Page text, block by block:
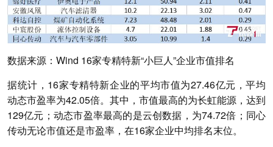
数据来源：Wind 16家专精特新“小巨人”企业市值排名
据统计，16家专精特新企业的平均市值为27.46亿元，平均
动态市盈率为42.05倍。其中，市值最高的为长虹能源，达到
129亿元；动态市盈率最高的是云创数据，为74.72倍；同心
传动无论市值还是市盈率，在16家企业中均排名末位。